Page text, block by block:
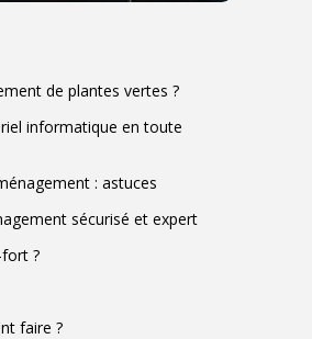
de plantes vertes ?
informatique en toute
: astuces
sécurisé et expert
?
faire ?